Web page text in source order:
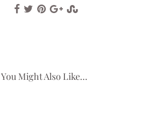
You Might Also Like...